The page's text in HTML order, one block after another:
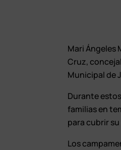
Mari Ángeles
Cruz,
Municipal de
Durante
familias en
para cubrir
Los